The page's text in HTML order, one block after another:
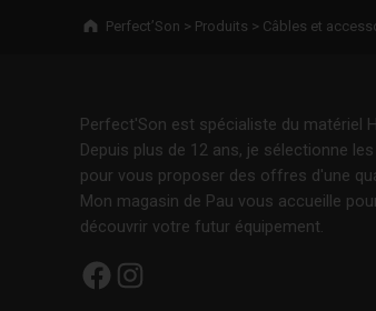
Breadcrumbs navigation
Perfect’Son > Produits > Câbles et
Perfect'Son est spécialiste du matériel
Depuis plus de 12 ans, je sélectionne
pour vous proposer des offres d'une
Mon magasin de Pau vous accueille
découvrir votre futur équipement.
Facebook Instagram